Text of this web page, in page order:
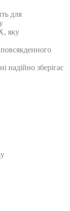
для
яку
надійно зберігає